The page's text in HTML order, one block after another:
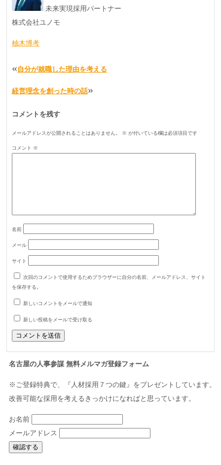
未来実現採用パートナー
株式会社ユノモ
柚木博考
« 自分が就職した理由を考える
経営理念を創った時の話»
コメントを残す
メールアドレスが公開されることはありません。 ※ が付いている欄は必須項目です
コメント ※
名前
メール
サイト
次回のコメントで使用するためブラウザーに自分の名前、メールアドレス、サイト
を保存する。
新しいコメントをメールで通知
新しい投稿をメールで受け取る
名古屋の人事参謀 無料メルマガ登録フォーム
※ご登録特典で、『人材採用７つの鍵』をプレゼントしています。
改善可能な採用を考えるきっかけになればと思っています。
お名前
メールアドレス